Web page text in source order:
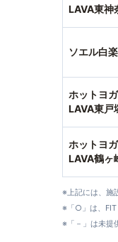
LAVA東神
ソエル白
ホットヨ
LAVA東戸
ホットヨ
LAVA鶴ヶ
※上記には、施
※「○」は、FIT
※「－」は未提